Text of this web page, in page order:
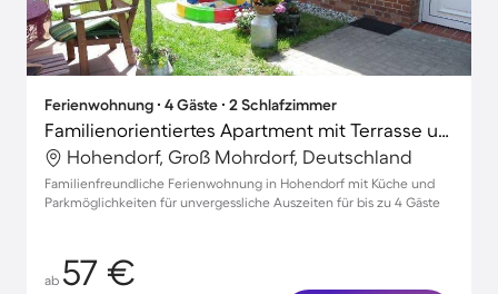
Ferienwohnung ∙ 4 Gäste ∙ 2 Schlafzimmer
Familienorientiertes Apartment mit Terrasse und Grill
Hohendorf, Groß Mohrdorf, Deutschland
Familienfreundliche Ferienwohnung in Hohendorf mit Küche und
Parkmöglichkeiten für unvergessliche Auszeiten für bis zu 4 Gäste
ab 57 €